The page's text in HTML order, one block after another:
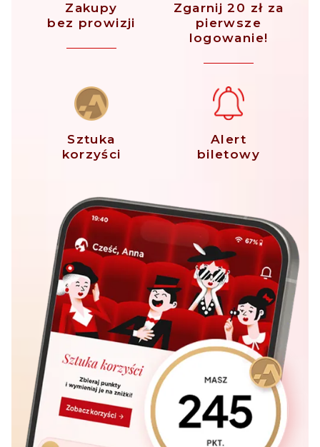
Zakupy
bez prowizji
Zgarnij 20 zł za
pierwsze
logowanie!
Sztuka
korzyści
Alert
biletowy